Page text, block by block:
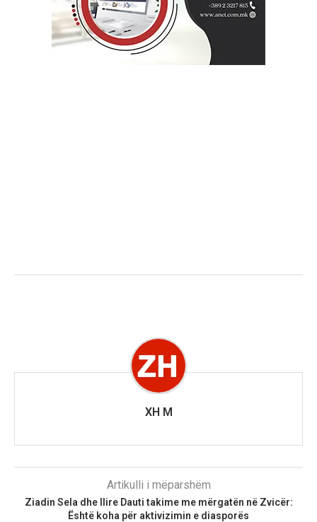
XH M
Artikulli i mëparshëm
Ziadin Sela dhe Ilire Dauti takime me mërgatën në Zvicër:
Është koha për aktivizimin e diasporës